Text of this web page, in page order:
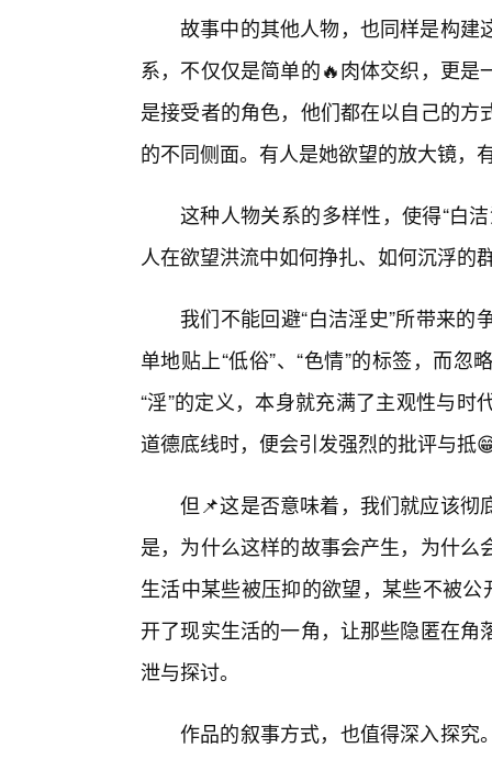
故事中的其他人物，也同样是构建
系，不仅仅是简单的🔥肉体交织，更
是接受者的角色，他们都在以自己的
的不同侧面。有人是她欲望的放大镜，
这种人物关系的多样性，使得“白
人在欲望洪流中如何挣扎、如何沉浮的
我们不能回避“白洁淫史”所带来
单地贴上“低俗”、“色情”的标签，而
“淫”的定义，本身就充满了主观性与
道德底线时，便会引发强烈的批评与抵
但📌这是否意味着，我们就应该彻
是，为什么这样的故事会产生，为什
生活中某些被压抑的欲望，某些不被
开了现实生活的一角，让那些隐匿在
泄与探讨。
作品的叙事方式，也值得深入探究